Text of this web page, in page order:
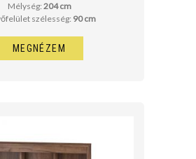
Mélység: 204 cm
szélesség: 90 cm
MEGNÉZEM